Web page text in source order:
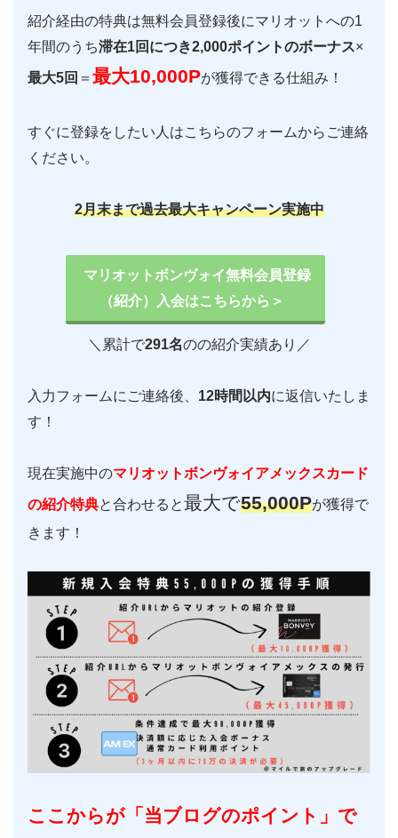
紹介経由の特典は無料会員登録後にマリオットへの1
年間のうち滞在1回につき2,000ポイントのボーナス×
最大5回 ＝ 最大10,000Pが獲得できる仕組み！
すぐに登録をしたい人はこちらのフォームからご連絡
ください。
2月末まで過去最大キャンペーン実施中
マリオットボンヴォイ無料会員登録
（紹介）入会はこちらから＞
＼累計で291名のの紹介実績あり／
入力フォームにご連絡後、 12時間以内に返信いたしま
す！
現在実施中のマリオットボンヴォイアメックスカード
の紹介特典と合わせると最大で55,000Pが獲得で
きます！
ここからが「当ブログのポイント」で